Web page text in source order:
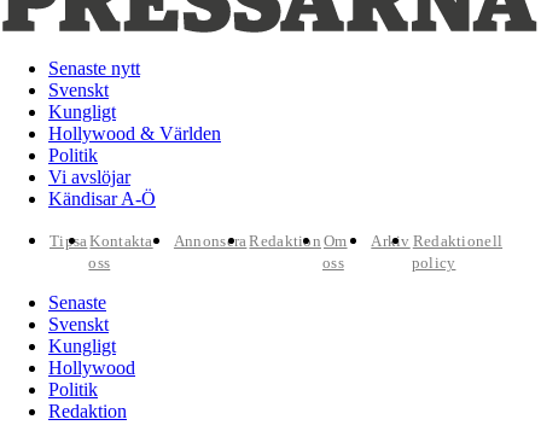
Senaste nytt
Svenskt
Kungligt
Hollywood & Världen
Politik
Vi avslöjar
Kändisar A-Ö
TipsaKontakta
oss
AnnonseraRedaktion Om
oss
Arkiv Redaktionell
policy
Senaste
Svenskt
Kungligt
Hollywood
Politik
Redaktion